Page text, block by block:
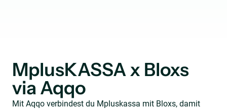
MplusKASSA x Bloxs
via Aqqo
Mit Aqqo verbindest du Mpluskassa mit Bloxs, damit